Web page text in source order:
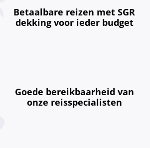
Betaalbare reizen met SGR
dekking voor ieder budget
Goede bereikbaarheid van
onze reisspecialisten